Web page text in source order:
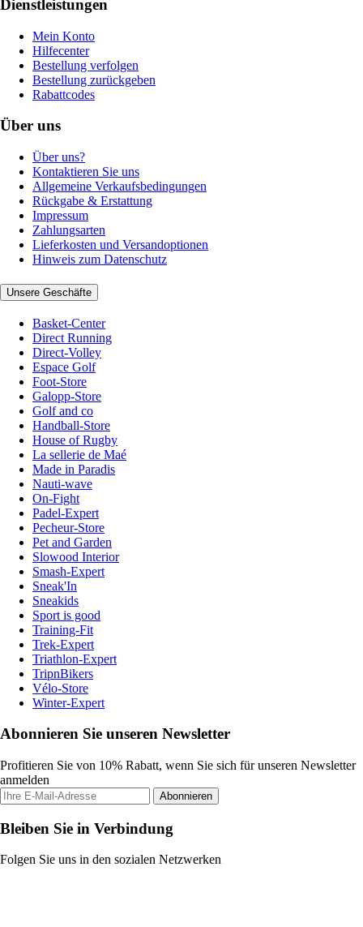
Dienstleistungen
Mein Konto
Hilfecenter
Bestellung verfolgen
Bestellung zurückgeben
Rabattcodes
Über uns
Über uns?
Kontaktieren Sie uns
Allgemeine Verkaufsbedingungen
Rückgabe & Erstattung
Impressum
Zahlungsarten
Lieferkosten und Versandoptionen
Hinweis zum Datenschutz
Unsere Geschäfte
Basket-Center
Direct Running
Direct-Volley
Espace Golf
Foot-Store
Galopp-Store
Golf and co
Handball-Store
House of Rugby
La sellerie de Maé
Made in Paradis
Nauti-wave
On-Fight
Padel-Expert
Pecheur-Store
Pet and Garden
Slowood Interior
Smash-Expert
Sneak'In
Sneakids
Sport is good
Training-Fit
Trek-Expert
Triathlon-Expert
TripnBikers
Vélo-Store
Winter-Expert
Abonnieren Sie unseren Newsletter
Profitieren Sie von 10% Rabatt, wenn Sie sich für unseren Newsletter
anmelden
Abonnieren
Bleiben Sie in Verbindung
Folgen Sie uns in den sozialen Netzwerken